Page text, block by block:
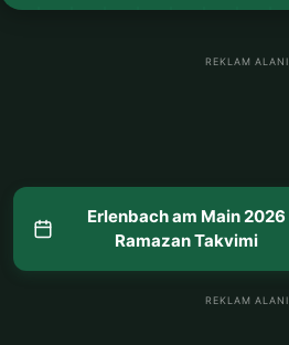
REKLAM ALANI
Erlenbach am Main 2026
Ramazan Takvimi
REKLAM ALANI